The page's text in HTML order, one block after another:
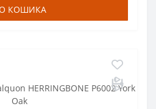
КОШИКА